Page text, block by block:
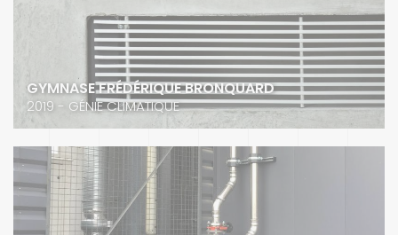
GYMNASE FRÉDÉRIQUE BRONQUARD
2019 - GÉNIE CLIMATIQUE